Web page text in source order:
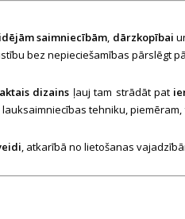
saimniecībām dārzkopībai
bez nepieciešamības pārslēgt
dizains ļauj tam strādāt pat
tehniku,
, atkarībā no lietošanas